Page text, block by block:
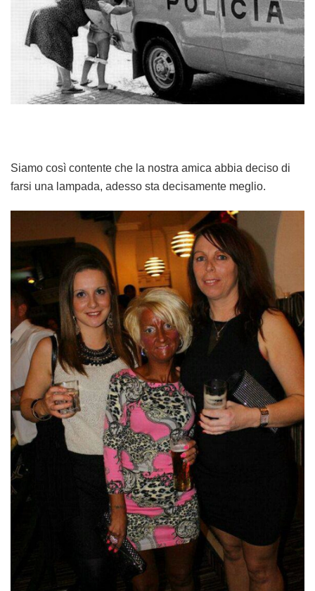
Siamo così contente che la nostra amica abbia deciso di
farsi una lampada, adesso sta decisamente meglio.